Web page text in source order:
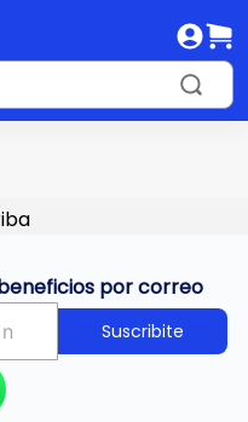
por correo
Suscribite